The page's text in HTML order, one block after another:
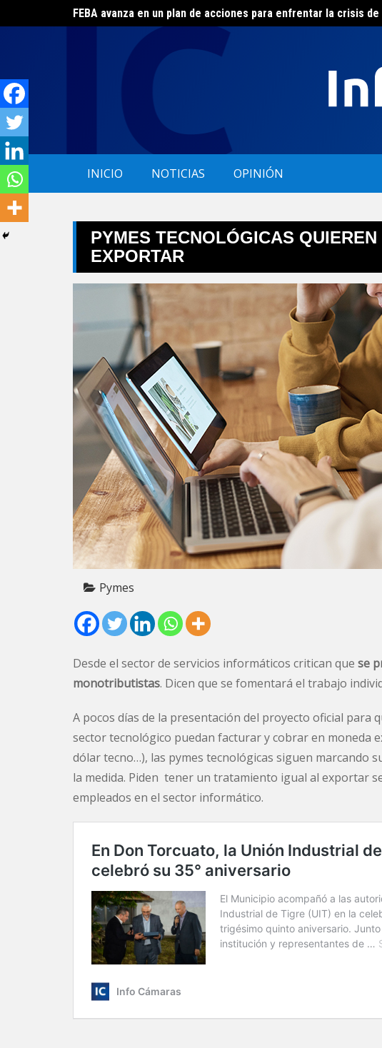
to
El ERAS continúa con el beneficio de la tarifa social del agua
INICIO NOTICIAS OPINIÓN
PYMES TECNOLÓGICAS
EXPORTAR
Pymes
Desde el sector de servicios informáticos critican que se
monotributistas. Dicen que se fomentará el trabajo
A pocos días de la presentación del proyecto oficial
sector tecnológico puedan facturar y cobrar en moneda
dólar tecno…), las pymes tecnológicas siguen marcando
la medida. Piden tener un tratamiento igual al exportar
empleados en el sector informático.